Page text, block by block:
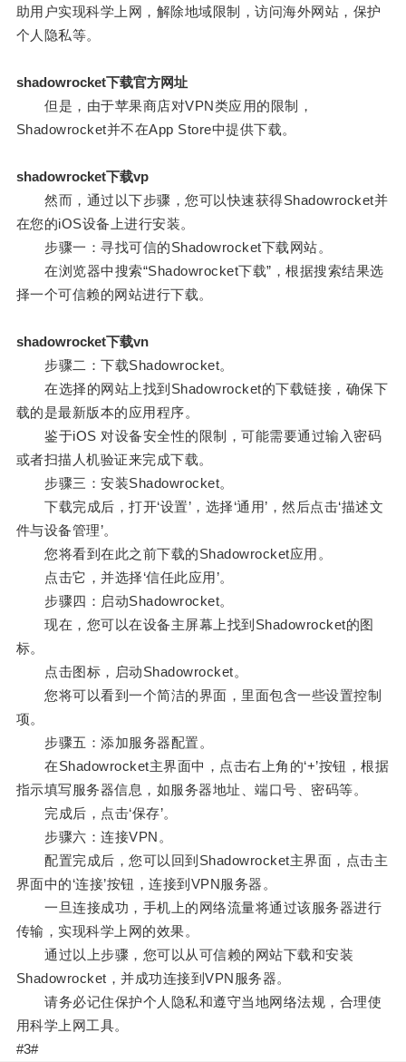
助用户实现科学上网，解除地域限制，访问海外网站，保护
个人隐私等。
shadowrocket下载官方网址
但是，由于苹果商店对VPN类应用的限制，
Shadowrocket并不在App Store中提供下载。
shadowrocket下载vp
然而，通过以下步骤，您可以快速获得Shadowrocket并
在您的iOS设备上进行安装。
步骤一：寻找可信的Shadowrocket下载网站。
在浏览器中搜索“Shadowrocket下载”，根据搜索结果选
择一个可信赖的网站进行下载。
shadowrocket下载vn
步骤二：下载Shadowrocket。
在选择的网站上找到Shadowrocket的下载链接，确保下
载的是最新版本的应用程序。
鉴于iOS 对设备安全性的限制，可能需要通过输入密码
或者扫描人机验证来完成下载。
步骤三：安装Shadowrocket。
下载完成后，打开‘设置’，选择‘通用’，然后点击‘描述文
件与设备管理’。
您将看到在此之前下载的Shadowrocket应用。
点击它，并选择‘信任此应用’。
步骤四：启动Shadowrocket。
现在，您可以在设备主屏幕上找到Shadowrocket的图
标。
点击图标，启动Shadowrocket。
您将可以看到一个简洁的界面，里面包含一些设置控制
项。
步骤五：添加服务器配置。
在Shadowrocket主界面中，点击右上角的‘+’按钮，根据
指示填写服务器信息，如服务器地址、端口号、密码等。
完成后，点击‘保存’。
步骤六：连接VPN。
配置完成后，您可以回到Shadowrocket主界面，点击主
界面中的‘连接’按钮，连接到VPN服务器。
一旦连接成功，手机上的网络流量将通过该服务器进行
传输，实现科学上网的效果。
通过以上步骤，您可以从可信赖的网站下载和安装
Shadowrocket，并成功连接到VPN服务器。
请务必记住保护个人隐私和遵守当地网络法规，合理使
用科学上网工具。
#3#